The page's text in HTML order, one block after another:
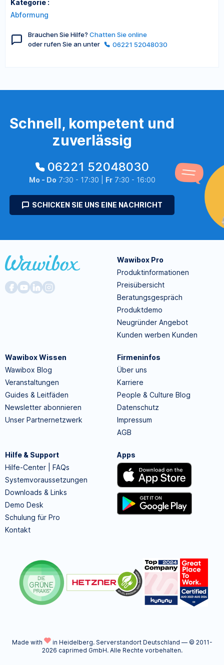
Kategorie :
Abformung
Brauchen Sie Hilfe? Chatten Sie online
oder rufen Sie an unter
06221 52048030
Schnell, kompetent und
zuverlässig
06221 52048030
Mo - Do 7:30 - 17:30 | Fr7:30 - 16:00
SCHICKEN SIE UNS EINE NACHRICHT
Wawibox Pro
Produktinformationen
Preisübersicht
Beratungsgespräch
Produktdemo
Neugründer Angebot
Kunden werben Kunden
Wawibox Wissen
Wawibox Blog
Veranstaltungen
Guides & Leitfäden
Newsletter abonnieren
Unser Partnernetzwerk
Firmeninfos
Über uns
Karriere
People & Culture Blog
Datenschutz
Impressum
AGB
Hilfe & Support
Hilfe-Center | FAQs
Systemvoraussetzungen
Downloads & Links
Demo Desk
Schulung für Pro
Kontakt
Apps
Made with in Heidelberg. Serverstandort Deutschland — © 2011-
2026 caprimed GmbH. Alle Rechte vorbehalten.